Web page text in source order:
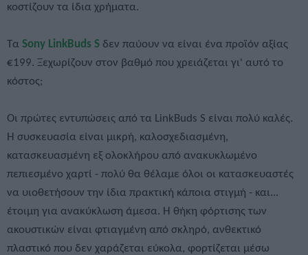
κοστίζουν τα ίδια χρήματα.
Τα Sony LinkBuds S δεν παύουν να είναι ένα προϊόν αξίας
€199. Ξεχωρίζουν στον βαθμό που χρειάζεται γι' αυτό το
κόστος;
Οι πρώτες εντυπώσεις από τα LinkBuds S είναι πολύ καλές.
Η συσκευασία είναι μικρή, καλοσχεδιασμένη,
κατασκευασμένη εξ ολοκλήρου από ανακυκλωμένο
πεπιεσμένο χαρτί - πολύ θα θέλαμε όλοι οι κατασκευαστές
να υιοθετήσουν την ίδια πρακτική κάποια στιγμή - και...
έτοιμη για ανακύκλωση άμεσα. Η θήκη φόρτισης των
ακουστικών είναι φτιαγμένη από σκληρό, ανθεκτικό
πλαστικό που δεν χαράζεται εύκολα, φορτίζεται μέσω